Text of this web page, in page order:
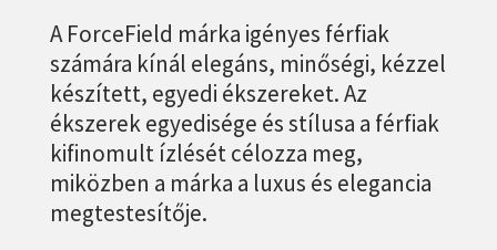
A ForceField márka igényes férfiak
számára kínál elegáns, minőségi, kézzel
készített, egyedi ékszereket. Az
ékszerek egyedisége és stílusa a férfiak
kifinomult ízlését célozza meg,
miközben a márka a luxus és elegancia
megtestesítője.